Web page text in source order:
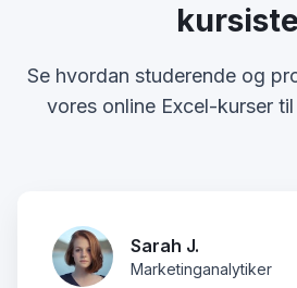
Se hvordan studerende og
vores online Excel-kurser
Sarah J.
Marketinganalytiker